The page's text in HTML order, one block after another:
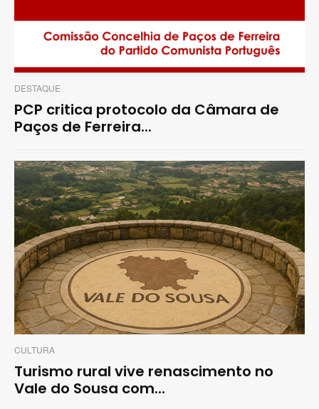
DESTAQUE
PCP critica protocolo da Câmara de
Paços de Ferreira...
CULTURA
Turismo rural vive renascimento no
Vale do Sousa com...